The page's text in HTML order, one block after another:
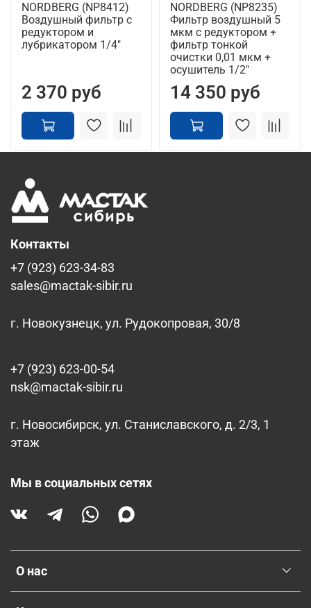
NORDBERG (NP8412)
Воздушный фильтр с
редуктором и
лубрикатором 1/4"
2 370 руб
NORDBERG (NP8235)
Фильтр воздушный 5
мкм с редуктором +
фильтр тонкой
очистки 0,01 мкм +
осушитель 1/2"
14 350 руб
О нас
Контакты
+7 (923) 623-34-83
sales@mactak-sibir.ru
г. Новокузнецк, ул. Рудокопровая, 30/8
+7 (923) 623-00-54
nsk@mactak-sibir.ru
г. Новосибирск, ул. Станиславского, д. 2/3, 1
этаж
Мы в социальных сетях